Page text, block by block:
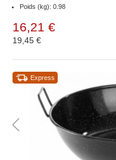
Poids (kg): 0.98
16,21 €
19,45 €
Express